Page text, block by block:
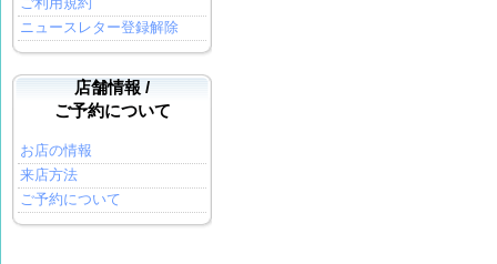
ニュースレター登録解除
店舗情報 /
ご予約について
お店の情報
来店方法
ご予約について